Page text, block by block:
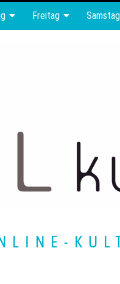
Freitag Samstag